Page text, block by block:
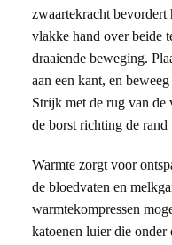
zwaartekracht bevordert
vlakke hand over beide
draaiende beweging.
aan een kant, en
Strijk met de rug van de
de borst richting de rand
Warmte zorgt voor
de bloedvaten en
warmtekompressen
katoenen luier die onder